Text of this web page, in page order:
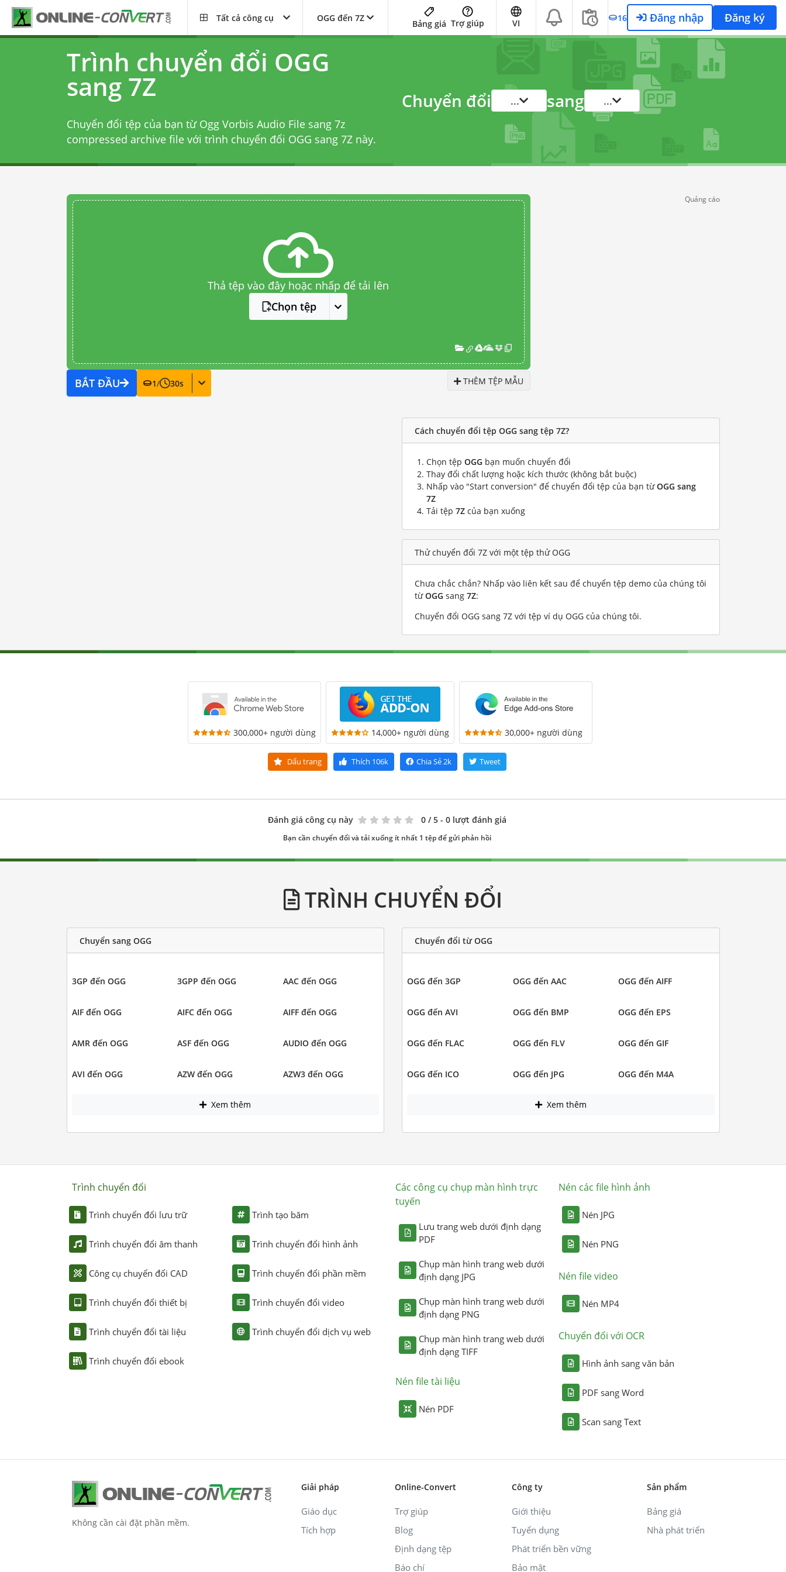
Tất cả công cụ OGG đến 7Z
Bảng giá Trợ giúp VI 16 Đăng nhập Đăng ký
Trình chuyển đổi OGG
sang 7Z
Chuyển đổi tệp của bạn từ Ogg Vorbis Audio File sang 7z
compressed archive file với trình chuyển đổi OGG sang 7Znày.
Chuyển đổi ... sang ...
Thả tệp vào đây hoặc nhấp để tải lên
Chọn tệp
BẮT ĐẦU 1/ 30s THÊM TỆP MẪU
Quảng cáo
Cách chuyển đổi tệp OGG sang tệp 7Z?
Chọn tệp OGG bạn muốn chuyển đổi
Thay đổi chất lượng hoặc kích thước (không bắt buộc)
Nhấp vào "Start conversion" để chuyển đổi tệp của bạn từOGG sang
7Z
Tải tệp 7Z của bạn xuống
Thử chuyển đổi 7Z với một tệp thử OGG
Chưa chắc chắn? Nhấp vào liên kết sau để chuyển tệp demo của chúng tôi
từOGG sang 7Z:
Chuyển đổi OGG sang 7Z với tệp ví dụ OGG của chúng tôi.
300,000+ người dùng 14,000+ người dùng 30,000+ người dùng
Dấu trang Thích 106k Chia Sẻ2k Tweet
Đánh giá công cụ này 0 / 5 - 0 lượt đánh giá
Bạn cần chuyển đổi và tải xuống ít nhất 1 tệp để gửi phản hồi
TRÌNH CHUYỂN ĐỔI
Chuyển sang OGG
3GP đến OGG 3GPP đến OGG AAC đến OGG
AIF đến OGG AIFC đến OGG AIFF đến OGG
AMR đến OGG ASF đến OGG AUDIO đến OGG
AVI đến OGG AZW đến OGG AZW3 đến OGG
Xem thêm
Chuyển đổi từ OGG
OGG đến 3GP OGG đến AAC OGG đến AIFF
OGG đến AVI OGG đến BMP OGG đến EPS
OGG đến FLAC OGG đến FLV OGG đến GIF
OGG đến ICO OGG đến JPG OGG đến M4A
Xem thêm
Trình chuyển đổi
Trình chuyển đổi lưu trữ
Trình chuyển đổi âm thanh
Công cụ chuyển đổi CAD
Trình chuyển đổi thiết bị
Trình chuyển đổi tài liệu
Trình chuyển đổi ebook
Trình tạo băm
Trình chuyển đổi hình ảnh
Trình chuyển đổi phần mềm
Trình chuyển đổi video
Trình chuyển đổi dịch vụ web
Các công cụ chụp màn hình trực
tuyến
Lưu trang web dưới định dạng
PDF
Chụp màn hình trang web dưới
định dạng JPG
Chụp màn hình trang web dưới
định dạng PNG
Chụp màn hình trang web dưới
định dạng TIFF
Nén file tài liệu
Nén PDF
Nén các file hình ảnh
Nén JPG
Nén PNG
Nén file video
Nén MP4
Chuyển đổi với OCR
Hình ảnh sang văn bản
PDF sang Word
Scan sang Text
Không cần cài đặt phần mềm.
Giải pháp
Giáo dục
Tích hợp
Online-Convert
Trợ giúp
Blog
Định dạng tệp
Báo chí
Công ty
Giới thiệu
Tuyển dụng
Phát triển bền vững
Bảo mật
Sản phẩm
Bảng giá
Nhà phát triển